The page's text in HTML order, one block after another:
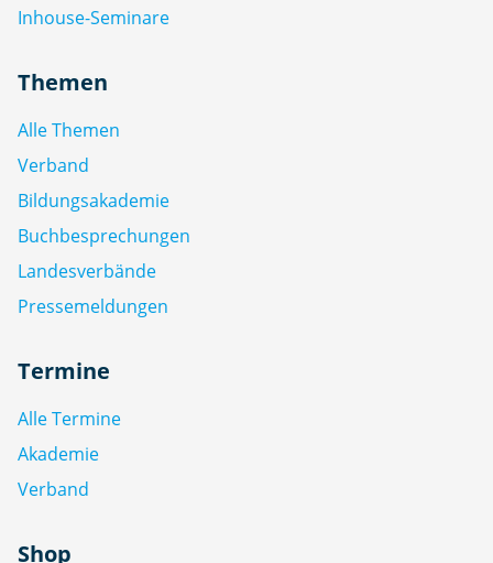
Inhouse-Seminare
Themen
Alle Themen
Verband
Bildungsakademie
Buchbesprechungen
Landesverbände
Pressemeldungen
Termine
Alle Termine
Akademie
Verband
Shop